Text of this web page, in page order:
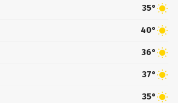
35°
40°
36°
37°
35°